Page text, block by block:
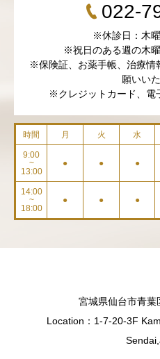
022-
※休診日：木
※祝日のある週の木
※保険証、お薬手帳、治療情
願いい
※クレジットカード、電
時間 月 火 水
9:00
~
13:00
● ● ●
14:00
~
18:00
● ● ●
宮城県仙台市青
Location：1-7-20-3F